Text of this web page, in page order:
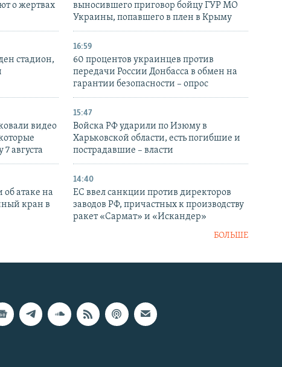
о жертвах
выносившего приговор бойцу ГУР МО
Украины, попавшего в плен в Крыму
стадион,
16:59
60 процентов украинцев против
передачи России Донбасса в обмен на
гарантии безопасности – опрос
видео
7 августа
15:47
Войска РФ ударили по Изюму в
Харьковской области, есть погибшие и
пострадавшие – власти
атаке на
кран в
14:40
ЕС ввел санкции против директоров
заводов РФ, причастных к производству
ракет «Сармат» и «Искандер»
БОЛЬШЕ